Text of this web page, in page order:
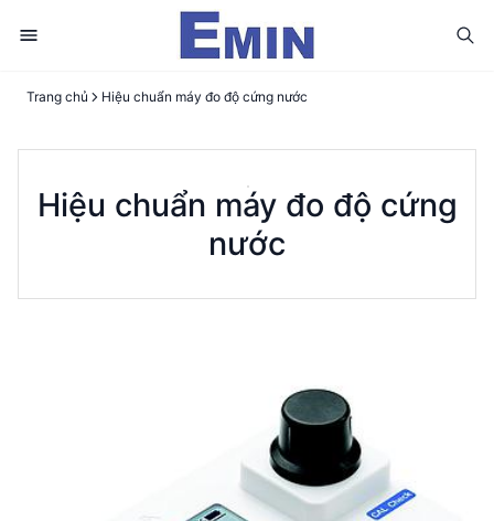
Trang chủ Hiệu chuẩn máy đo độ cứng nước
Hiệu chuẩn máy đo độ cứng
nước